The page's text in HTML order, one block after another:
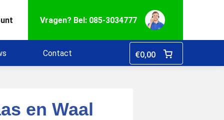
Vragen? Bel: 085-3034777
Contact €0,00
en Waal